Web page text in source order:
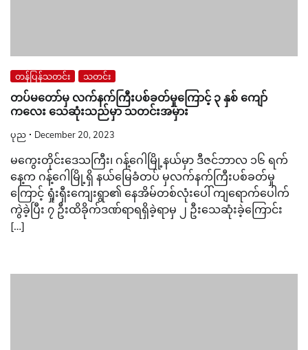
တန်ပြန်သတင်း သတင်း
တပ်မတော်မှ လက်နက်ကြီးပစ်ခတ်မှုကြောင့် ၃ နှစ် ကျော်
ကလေး သေဆုံးသည်မှာ သတင်းအမှား
ပုည December 20, 2023
မကွေးတိုင်းဒေသကြီး၊ ဂန့်ဂေါမြို့နယ်မှာ ဒီဇင်ဘာလ ၁၆ ရက်
နေ့က ဂန့်ဂေါမြို့ရှိ နယ်မြေခံတပ် မှလက်နက်ကြီးပစ်ခတ်မှု
ကြောင့် ရှုံးရှီးကျေးရွာ၏ နေအိမ်တစ်လုံးပေါ် ကျရောက်ပေါက်
ကွဲခဲ့ပြီး ၇ ဦးထိခိုက်ဒဏ်ရာရရှိခဲ့ရာမှ ၂ ဦးသေဆုံးခဲ့ကြောင်း
[…]